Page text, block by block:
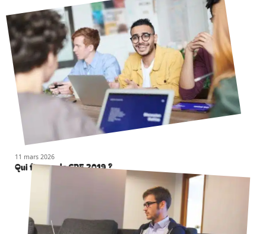
11 mars 2026
Qui finance le CPF 2019 ?